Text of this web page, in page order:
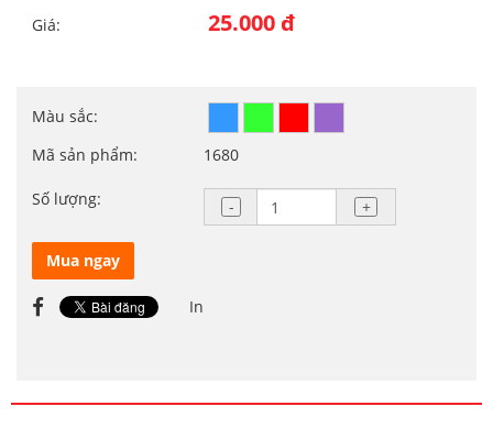
Giá: 25.000 đ
Màu sắc:
Mã sản phẩm:
1680
Số lượng:
Mua ngay
In